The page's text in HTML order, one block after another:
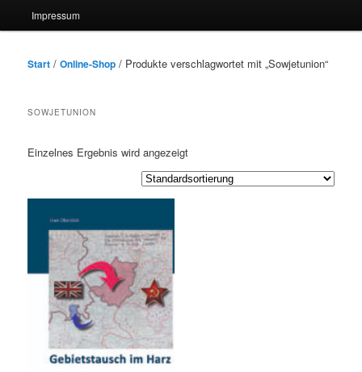
Impressum
Start /Online-Shop / Produkte verschlagwortet mit „Sowjetunion“
SOWJETUNION
Einzelnes Ergebnis wird angezeigt